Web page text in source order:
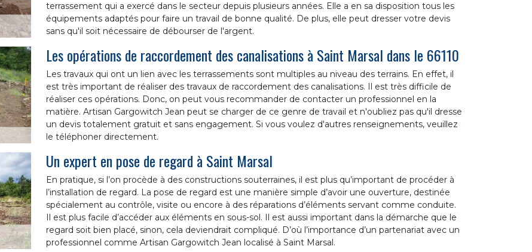
terrassement qui a exercé dans le secteur depuis plusieurs années. Elle a en sa disposition tous les
équipements adaptés pour faire un travail de bonne qualité. De plus, elle peut dresser votre devis
sans qu'il soit nécessaire de débourser de l'argent.
Les opérations de raccordement des canalisations à Saint Marsal dans le 66110
Les travaux qui ont un lien avec les terrassements sont multiples au niveau des terrains. En effet, il
est très important de réaliser des travaux de raccordement des canalisations. Il est très difficile de
réaliser ces opérations. Donc, on peut vous recommander de contacter un professionnel en la
matière. Artisan Gargowitch Jean peut se charger de ce genre de travail et n'oubliez pas qu'il dresse
un devis totalement gratuit et sans engagement. Si vous voulez d'autres renseignements, veuillez
le téléphoner directement.
Un expert en pose de regard à Saint Marsal
En pratique, si l’on procède à des constructions souterraines, il est plus qu’important de procéder à
l’installation de regard. La pose de regard est une manière simple d’avoir une ouverture, destinée
spécialement au contrôle, visite ou encore à des réparations d’éléments servant comme conduite.
Il est plus facile d’accéder aux éléments en sous-sol. Il est aussi important dans la démarche que le
regard soit bien placé, sinon, cela deviendrait compliqué. D’où l’importance d’un partenariat avec un
professionnel comme Artisan Gargowitch Jean localisé à Saint Marsal.